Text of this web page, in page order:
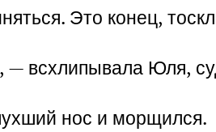
Это конец,
всхлипывала Юля,
нос и морщился.